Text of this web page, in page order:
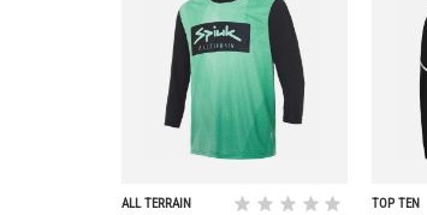
ALL TERRAIN TOP TEN